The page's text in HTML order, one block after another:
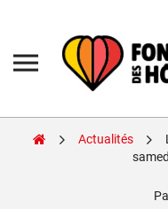
des
Hôpitaux
Actualités